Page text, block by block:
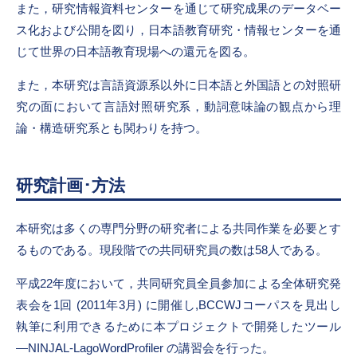
また，研究情報資料センターを通じて研究成果のデータベー
ス化および公開を図り，日本語教育研究・情報センターを通
じて世界の日本語教育現場への還元を図る。
また，本研究は言語資源系以外に日本語と外国語との対照研
究の面において言語対照研究系，動詞意味論の観点から理
論・構造研究系とも関わりを持つ。
研究計画･方法
本研究は多くの専門分野の研究者による共同作業を必要とす
るものである。現段階での共同研究員の数は58人である。
平成22年度において，共同研究員全員参加による全体研究発
表会を1回 (2011年3月) に開催し,BCCWJコーパスを見出し
執筆に利用できるために本プロジェクトで開発したツール
―NINJAL-LagoWordProfiler の講習会を行った。